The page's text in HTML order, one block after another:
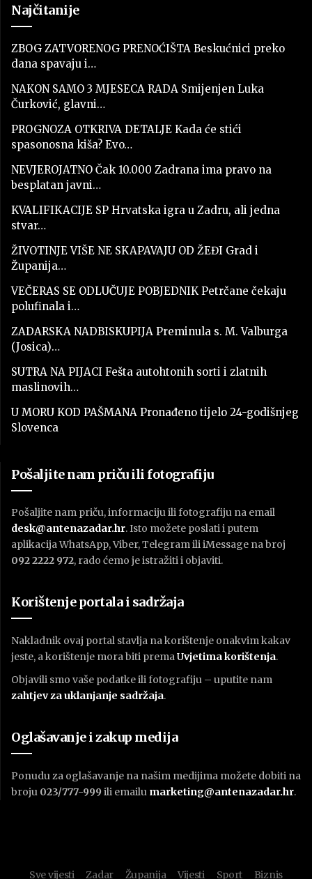
Najčitanije
ZBOG ZATVORENOG PRENOĆIŠTA Beskućnici preko
dana spavaju i…
NAKON SAMO 3 MJESECA RADA Smijenjen Luka
Čurković, glavni…
PROGNOZA OTKRIVA DETALJE Kada će stići
spasonosna kiša? Evo…
NEVJEROJATNO Čak 10.000 Zadrana ima pravo na
besplatan javni…
KVALIFIKACIJE SP Hrvatska igra u Zadru, ali jedna
stvar…
ŽIVOTINJE VIŠE NE SKAPAVAJU OD ŽEĐI Grad i
Županija…
VEČERAS SE ODLUČUJE POBJEDNIK Petrčane čekaju
polufinala i…
ZADARSKA NADBISKUPIJA Preminula s. M. Valburga
(Josica)…
SUTRA NA PIJACI Fešta autohtonih sorti i zlatnih
maslinovih…
U MORU KOD PAŠMANA Pronađeno tijelo 24-godišnjeg
Slovenca
Pošaljite nam priču ili fotografiju
Pošaljite nam priču, informaciju ili fotografiju na email
desk@antenazadar.hr. Isto možete poslati i putem
aplikacija WhatsApp, Viber, Telegram ili iMessage na broj
092 2222 972, rado ćemo je istražiti i objaviti.
Korištenje portala i sadržaja
Nakladnik ovaj portal stavlja na korištenje onakvim kakav
jeste, a korištenje mora biti premaUvjetima korištenja.
Objavili smo vaše podatke ili fotografiju – uputite nam
zahtjev za uklanjanje sadržaja.
Oglašavanje i zakup medija
Ponudu za oglašavanje na našim medijima možete dobiti na
broju 023/777-999 ili emailu marketing@antenazadar.hr.
Sve vijesti Zadar Županija Vijesti Sport Biznis